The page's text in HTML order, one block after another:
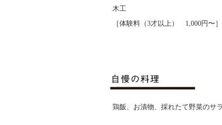
木工
［体験料（3才以上） 1,000円〜］
鶏飯、お漬物、採れたて野菜のサ